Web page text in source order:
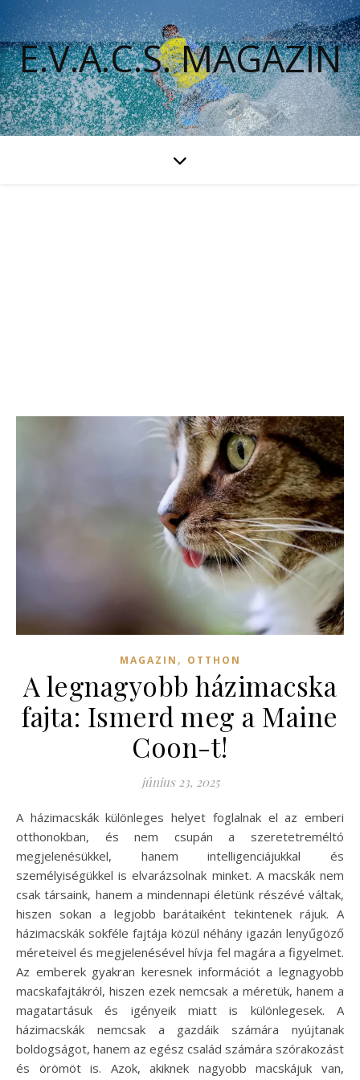
E.V.A.C.S. MAGAZIN
MAGAZIN , OTTHON
A legnagyobb házimacska
fajta: Ismerd meg a Maine
Coon-t!
június 23, 2025
A házimacskák különleges helyet foglalnak el az emberi
otthonokban, és nem csupán a szeretetreméltó
megjelenésükkel, hanem intelligenciájukkal és
személyiségükkel is elvarázsolnak minket. A macskák nem
csak társaink, hanem a mindennapi életünk részévé váltak,
hiszen sokan a legjobb barátaiként tekintenek rájuk. A
házimacskák sokféle fajtája közül néhány igazán lenyűgöző
méreteivel és megjelenésével hívja fel magára a figyelmet.
Az emberek gyakran keresnek információt a legnagyobb
macskafajtákról, hiszen ezek nemcsak a méretük, hanem a
magatartásuk és igényeik miatt is különlegesek. A
házimacskák nemcsak a gazdáik számára nyújtanak
boldogságot, hanem az egész család számára szórakozást
és örömöt is. Azok, akiknek nagyobb macskájuk van,